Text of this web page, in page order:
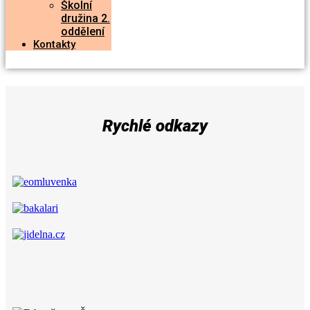
Školní
družina 2.
oddělení
Kontakty
Rychlé odkazy